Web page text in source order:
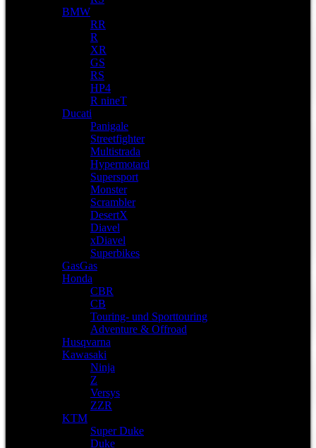
BMW
RR
R
XR
GS
RS
HP4
R nineT
Ducati
Panigale
Streetfighter
Multistrada
Hypermotard
Supersport
Monster
Scrambler
DesertX
Diavel
xDiavel
Superbikes
GasGas
Honda
CBR
CB
Touring- und Sporttouring
Adventure & Offroad
Husqvarna
Kawasaki
Ninja
Z
Versys
ZZR
KTM
Super Duke
Duke